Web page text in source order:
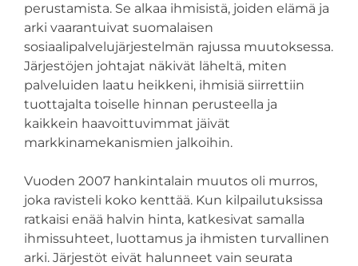
perustamista. Se alkaa ihmisistä, joiden elämä ja
arki vaarantuivat suomalaisen
sosiaalipalvelujärjestelmän rajussa muutoksessa.
Järjestöjen johtajat näkivät läheltä, miten
palveluiden laatu heikkeni, ihmisiä siirrettiin
tuottajalta toiselle hinnan perusteella ja
kaikkein haavoittuvimmat jäivät
markkinamekanismien jalkoihin.
Vuoden 2007 hankintalain muutos oli murros,
joka ravisteli koko kenttää. Kun kilpailutuksissa
ratkaisi enää halvin hinta, katkesivat samalla
ihmissuhteet, luottamus ja ihmisten turvallinen
arki. Järjestöt eivät halunneet vain seurata